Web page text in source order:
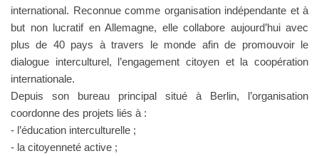
international. Reconnue comme organisation indépendante et à
but non lucratif en Allemagne, elle collabore aujourd’hui avec
plus de 40 pays à travers le monde afin de promouvoir le
dialogue interculturel, l’engagement citoyen et la coopération
internationale.
Depuis son bureau principal situé à Berlin, l’organisation
coordonne des projets liés à :
- l’éducation interculturelle ;
- la citoyenneté active ;